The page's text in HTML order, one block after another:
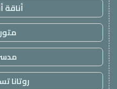
أناقة
روتانا